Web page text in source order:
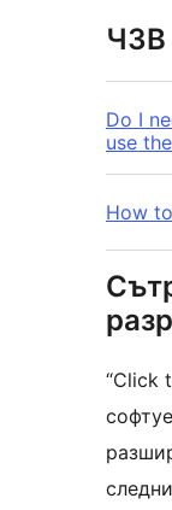
ЧЗВ
Do I
use
How
“Click